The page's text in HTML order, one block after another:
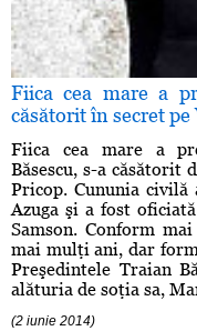
Fiica cea mare a
căsătorit în secret pe
Fiica cea mare a
Băsescu, s-a căsătorit
Pricop. Cununia
Azuga şi a fost
Samson. Conform
mai mulţi ani, dar
Preşedintele Traian
alăturia de soţia sa,
(2 iunie 2014)